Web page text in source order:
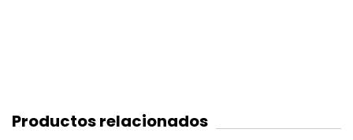
Productos relacionados